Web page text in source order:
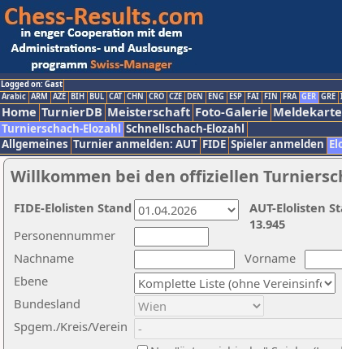
Logged on: Gast
Arabic ARM AZE BIH BUL CAT CHN CRO CZE DEN ENG ESP FAI FIN FRA GER GRE
Home TurnierDB Meisterschaft Foto-Galerie
Turnierschach-Elozahl Schnellschach-Elozahl
Allgemeines Turnier anmelden: AUT FIDE Spieler anmelden
Willkommen bei den offiziellen
Nachname
Vorname
Ebene
Personennummer
Bundesland
Spgem./Kreis/Verein
AUT-Elolisten
13.945
FIDE-Elolisten Stand